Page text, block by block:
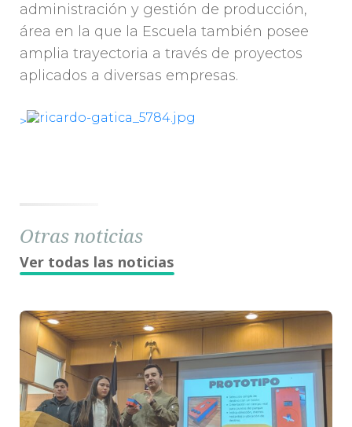
administración y gestión de producción,
área en la que la Escuela también posee
amplia trayectoria a través de proyectos
aplicados a diversas empresas.
>
Otras noticias
Ver todas las noticias